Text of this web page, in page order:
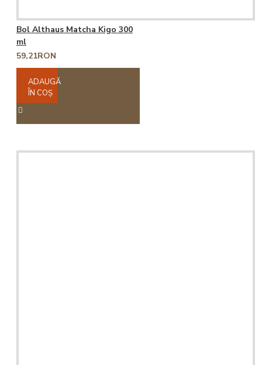
Bol Althaus Matcha Kigo 300
ml
59,21RON
ADAUGĂ
ÎN COŞ